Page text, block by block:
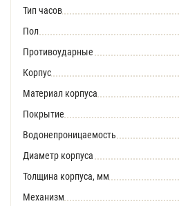
Тип часов
Пол
Противоударные
Корпус
Материал корпуса
Покрытие
Водонепроницаемость
Диаметр корпуса
Толщина корпуса, мм
Механизм